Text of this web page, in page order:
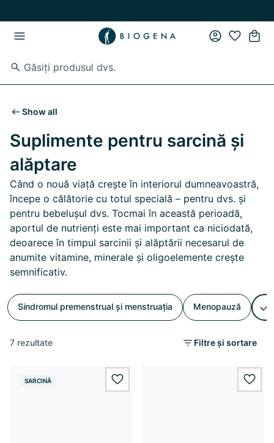
Show all
Suplimente pentru sarcină și
alăptare
Când o nouă viață crește în interiorul dumneavoastră,
începe o călătorie cu totul specială – pentru dvs. și
pentru bebelușul dvs. Tocmai în această perioadă,
aportul de nutrienți este mai important ca niciodată,
deoarece în timpul sarcinii și alăptării necesarul de
anumite vitamine, minerale și oligoelemente crește
semnificativ.
Sindromul premenstrual și menstruația Menopauză
7 rezultate Filtre și sortare
SARCINĂ wishlist.add